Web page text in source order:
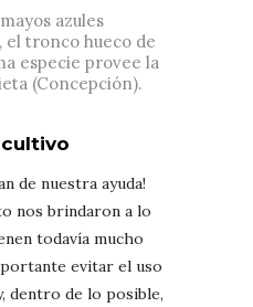
azules
el tronco hueco de
especie provee la
(Concepción).
de nuestra ayuda!
nos brindaron a lo
todavía mucho
evitar el uso
dentro de lo posible,